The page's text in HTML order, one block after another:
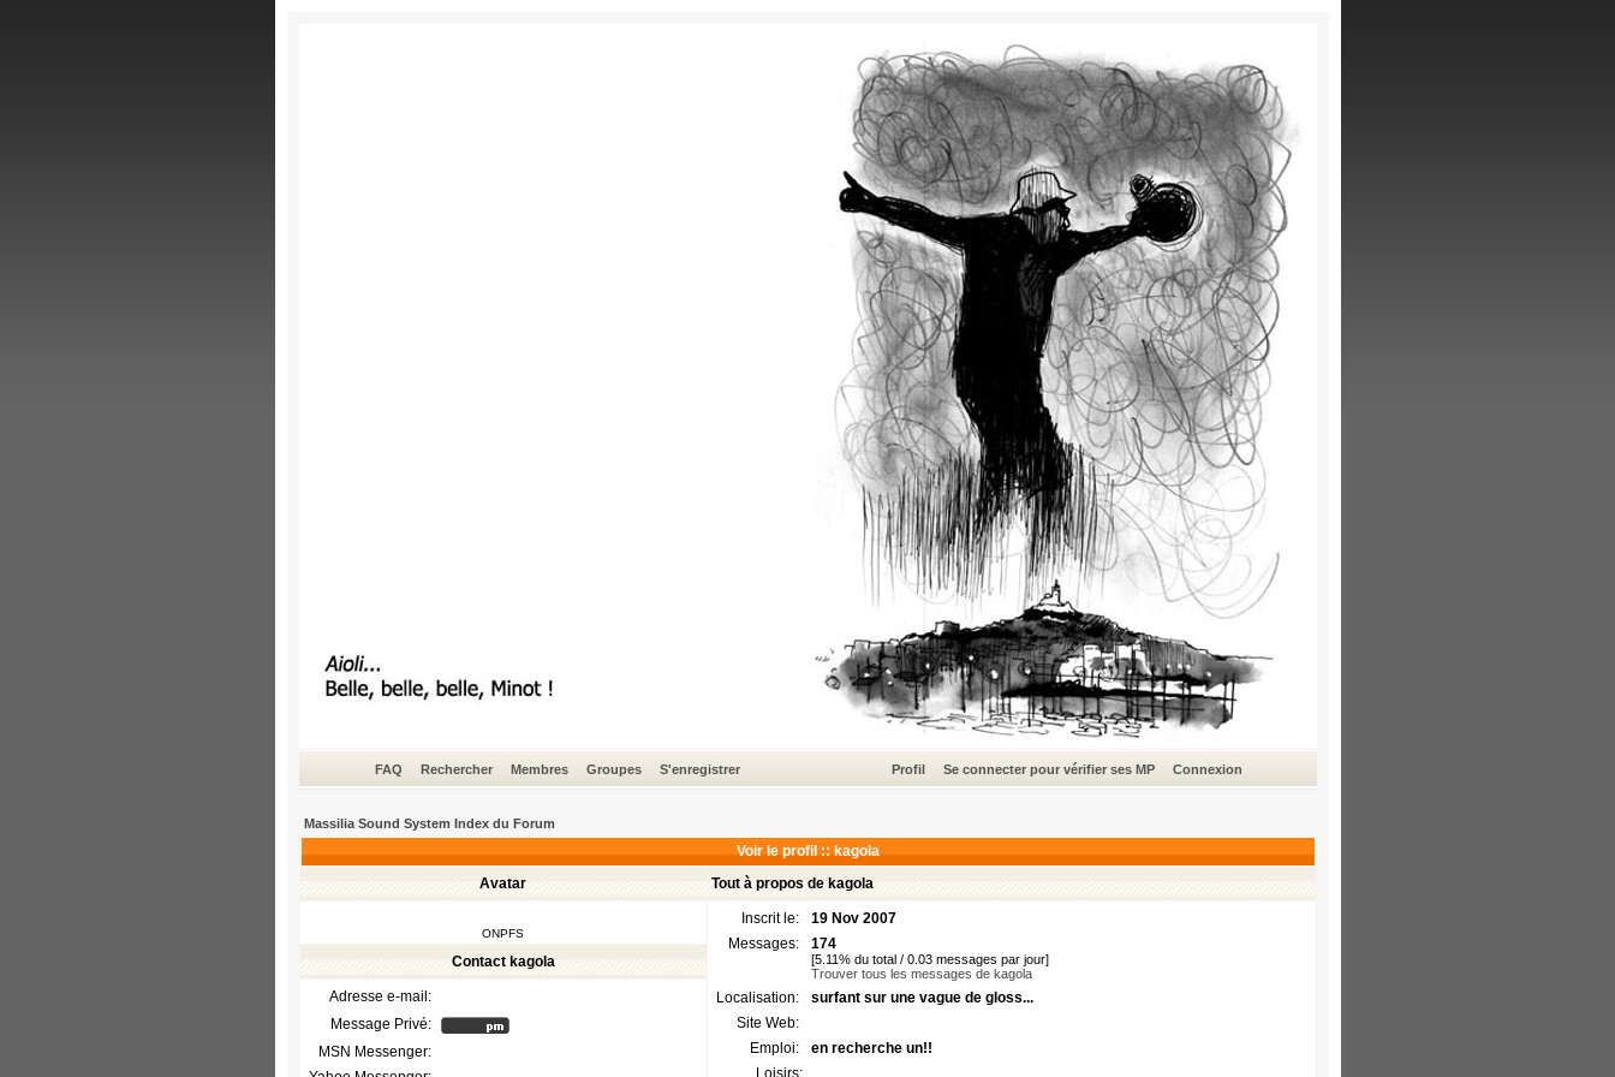
FAQ Rechercher Membres Groupes S'enregistrer Profil Se connecter pour vérifier ses MP Connexion
Massilia Sound System Index du Forum
Voir le profil :: kagola
Avatar
Tout à propos de kagola
ONPFS
Inscrit le:
19 Nov 2007
Messages:
174
[5.11% du total / 0.03 messages par jour]
Trouver tous les messages de kagola
Localisation:
surfant sur une vague de gloss...
Site Web:
Emploi:
en recherche un!!
Loisirs:
Contact kagola
Adresse e-mail:
Message Privé:
MSN Messenger: